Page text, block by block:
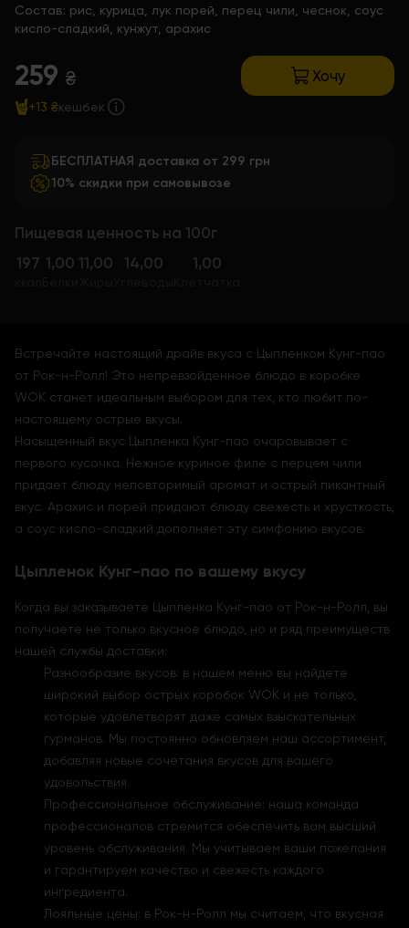
Состав: рис, курица, лук порей, перец чили, чеснок, соус
кисло-сладкий, кунжут, арахис
259 ₴ Хочу
+13 ₴кешбек
БЕСПЛАТНАЯ доставка от 299 грн
10% скидки при самовывозе
Пищевая ценность на 100г
197 1,00 11,00 14,00 1,00
Встречайте настоящий драйв вкуса с Цыпленком Кунг-пао
от Рок-н-Ролл! Это непревзойденное блюдо в коробке
WOK станет идеальным выбором для тех, кто любит по-
настоящему острые вкусы.
Насыщенный вкус Цыпленка Кунг-пао очаровывает с
первого кусочка. Нежное куриное филе с перцем чили
придает блюду неповторимый аромат и острый пикантный
вкус. Арахис и порей придают блюду свежесть и хрусткость,
а соус кисло-сладкий дополняет эту симфонию вкусов.
Цыпленок Кунг-пао по вашему вкусу
Когда вы заказываете Цыпленка Кунг-пао от Рок-н-Ролл, вы
получаете не только вкусное блюдо, но и ряд преимуществ
нашей службы доставки:
Разнообразие вкусов: в нашем меню вы найдете
широкий выбор острых коробок WOK и не только,
которые удовлетворят даже самых взыскательных
гурманов. Мы постоянно обновляем наш ассортимент,
добавляя новые сочетания вкусов для вашего
удовольствия.
Профессиональное обслуживание: наша команда
профессионалов стремится обеспечить вам высший
уровень обслуживания. Мы учитываем ваши пожелания
и гарантируем качество и свежесть каждого
ингредиента.
Лояльные цены: в Рок-н-Ролл мы считаем, что вкусная